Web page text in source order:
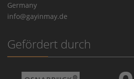
Germany
info@gayinmay.de
Gefördert durch